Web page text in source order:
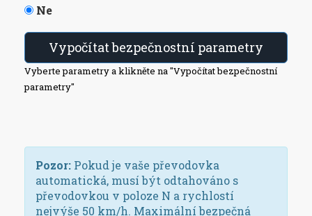
Ne
Vypočítat bezpečnostní parametry
Vyberte parametry a klikněte na "Vypočítat bezpečnostní
parametry"
Pozor: Pokud je vaše převodovka
automatická, musí být odtahováno s
převodovkou v poloze N a rychlostí
nejvýše 50 km/h. Maximální bezpečná